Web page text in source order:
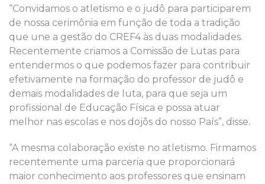
“Convidamos o atletismo e o judô para participarem
de nossa cerimônia em função de toda a tradição
que une a gestão do CREF4 às duas modalidades.
Recentemente criamos a Comissão de Lutas para
entendermos o que podemos fazer para contribuir
efetivamente na formação do professor de judô e
demais modalidades de luta, para que seja um
profissional de Educação Física e possa atuar
melhor nas escolas e nos dojôs do nosso País”, disse.
“A mesma colaboração existe no atletismo. Firmamos
recentemente uma parceria que proporcionará
maior conhecimento aos professores que ensinam